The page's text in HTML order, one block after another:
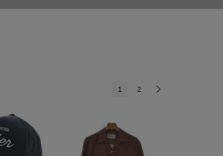
り
ダ
寄
1 2